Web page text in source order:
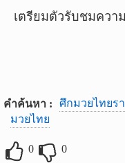
เตรียมตัวรับชมควา
คำค้นหา : ศึกมวยไทยร
มวยไทย
0
0